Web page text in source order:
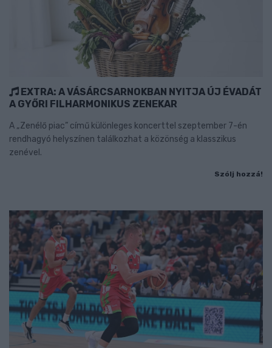
EXTRA: A VÁSÁRCSARNOKBAN NYITJA ÚJ ÉVADÁT
A GYŐRI FILHARMONIKUS ZENEKAR
A „Zenélő piac” című különleges koncerttel szeptember 7-én
rendhagyó helyszínen találkozhat a közönség a klasszikus
zenével.
Szólj hozzá!